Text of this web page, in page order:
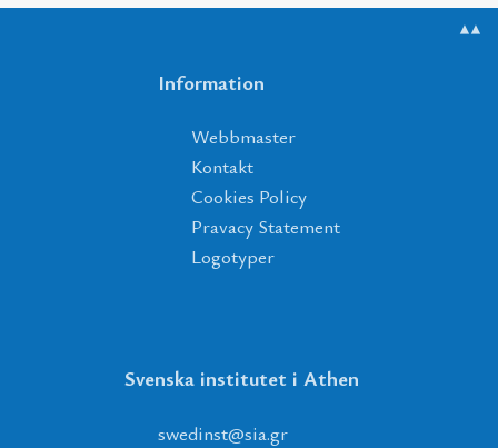
▲▲
Information
Webbmaster
Kontakt
Cookies Policy
Pravacy Statement
Logotyper
Svenska institutet i Athen
rg
.
ais
@
tsnidews